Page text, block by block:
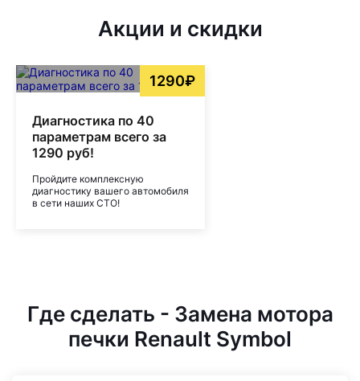
Акции и скидки
1290₽
Диагностика по 40
параметрам всего за
1290 руб!
Пройдите комплексную
диагностику вашего автомобиля
в сети наших СТО!
Где сделать - Замена мотора
печки Renault Symbol